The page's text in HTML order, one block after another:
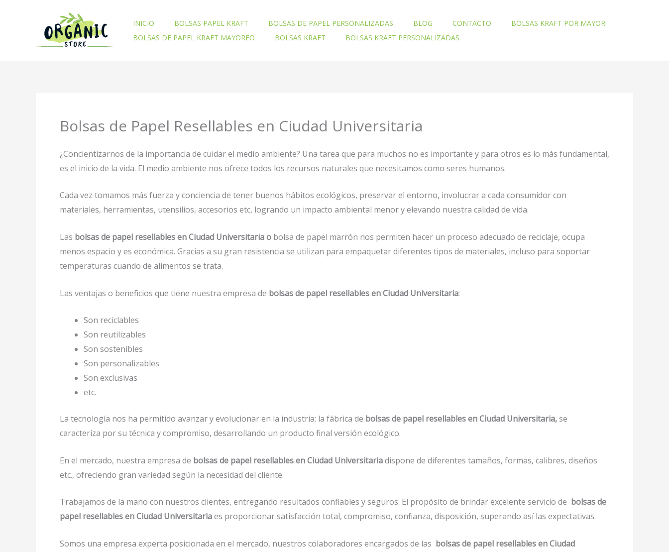
INICIO BOLSAS PAPEL KRAFT BOLSAS DE PAPEL PERSONALIZADAS BLOG CONTACTO
BOLSAS KRAFT POR MAYOR
BOLSAS DE PAPEL KRAFT MAYOREO
BOLSAS KRAFT BOLSAS KRAFT PERSONALIZADAS
Bolsas de Papel Resellables en Ciudad Universitaria
¿Concientizarnos de la importancia de cuidar el medio ambiente? Una tarea que para muchos no es importante y para otros es lo más fundamental,
es el inicio de la vida. El medio ambiente nos ofrece todos los recursos naturales que necesitamos como seres humanos.
Cada vez tomamos más fuerza y conciencia de tener buenos hábitos ecológicos, preservar el entorno, involucrar a cada consumidor con
materiales, herramientas, utensilios, accesorios etc, logrando un impacto ambiental menor y elevando nuestra calidad de vida.
Las bolsas de papel resellables en Ciudad Universitaria o bolsa de papel marrón nos permiten hacer un proceso adecuado de reciclaje, ocupa
menos espacio y es económica. Gracias a su gran resistencia se utilizan para empaquetar diferentes tipos de materiales, incluso para soportar
temperaturas cuando de alimentos se trata.
Las ventajas o beneficios que tiene nuestra empresa de bolsas de papel resellables en Ciudad Universitaria:
Son reciclables
Son reutilizables
Son sostenibles
Son personalizables
Son exclusivas
etc.
La tecnología nos ha permitido avanzar y evolucionar en la industria; la fábrica de bolsas de papel resellables en Ciudad Universitaria,se
caracteriza por su técnica y compromiso, desarrollando un producto final versión ecológico.
En el mercado, nuestra empresa de bolsas de papel resellables en Ciudad Universitariadispone de diferentes tamaños, formas, calibres, diseños
etc., ofreciendo gran variedad según la necesidad del cliente.
Trabajamos de la mano con nuestros clientes, entregando resultados confiables y seguros. El propósito de brindar excelente servicio de bolsas de
papel resellables en Ciudad Universitariaes proporcionar satisfacción total, compromiso, confianza, disposición, superando así las expectativas.
Somos una empresa experta posicionada en el mercado, nuestros colaboradores encargados de las bolsas de papel resellables en Ciudad